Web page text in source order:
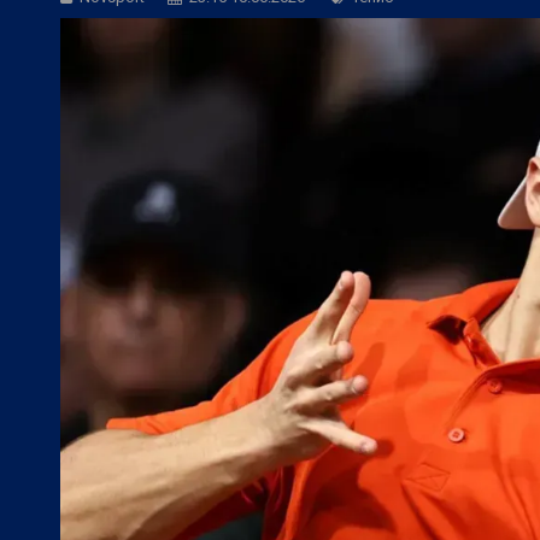
БГ Футбол:ЦСКА покори 20-а